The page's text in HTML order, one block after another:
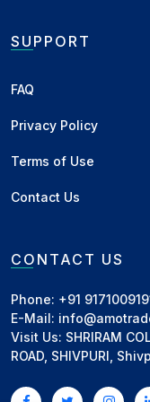
लागू करना आसान नहीं
चुनौतियां शामिल हैं।
कुल मिलाकर, यह स्पष्ट
SUPPORT
FAQ
Privacy Policy
Terms of Use
Contact Us
CONTACT US
Phone: +91
E-Mail:
Visit Us: SHRIRAM
ROAD, SHIVPURI,